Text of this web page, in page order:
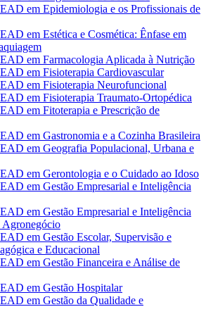
em Epidemiologia e os Profissionais de
em Estética e Cosmética: Ênfase em
em Farmacologia Aplicada à Nutrição
em Fisioterapia Cardiovascular
em Fisioterapia Neurofuncional
em Fisioterapia Traumato-Ortopédica
em Fitoterapia e Prescrição de
em Gastronomia e a Cozinha Brasileira
em Geografia Populacional, Urbana e
em Gerontologia e o Cuidado ao Idoso
em Gestão Empresarial e Inteligência
em Gestão Empresarial e Inteligência
em Gestão Escolar, Supervisão e
e Educacional
em Gestão Financeira e Análise de
em Gestão Hospitalar
em Gestão da Qualidade e